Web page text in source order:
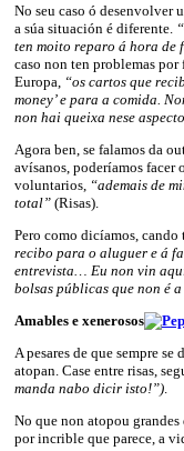
No seu caso ó desenvolver
a súa situación é diferente.
ten moito reparo á hora de
caso non ten problemas por
Europa, “os cartos que
money’ e para a comida.
non hai queixa nese
Agora ben, se falamos da
avísanos, poderíamos facer
voluntarios, “ademais de
total” (Risas).
Pero como dicíamos,
recibo para o aluguer e á
entrevista… Eu non vin
bolsas públicas que non é
Amables e xenerosos
A pesares de que sempre
atopan. Case entre risas,
manda nabo dicir isto!”)
No que non atopou grandes
por incrible que parece, a